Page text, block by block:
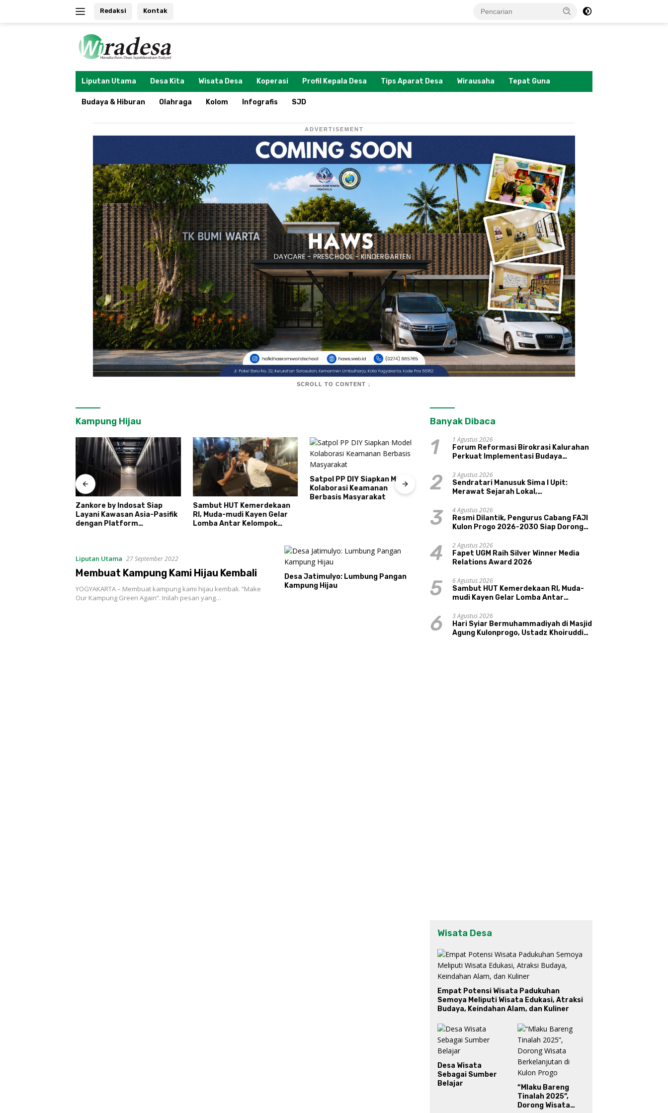
Redaksi Kontak
Liputan Utama Desa Kita Wisata Desa Koperasi Profil Kepala Desa Tips Aparat Desa Wirausaha Tepat Guna
Budaya & Hiburan Olahraga Kolom Infografis SJD
ADVERTISEMENT
SCROLL TO CONTENT ↓
Kampung Hijau
Zankore by Indosat Siap
Layani Kawasan Asia-Pasifik
dengan Platform
Sambut HUT Kemerdekaan
RI, Muda-mudi Kayen Gelar
Lomba Antar Kelompok
Satpol PP DIY Siapkan Model
Kolaborasi Keamanan
Berbasis Masyarakat
Semanis Madu
Condongcatur
Kalurahan Condongcatur
Tingkatkan Kapasitas 30
Liputan Utama 27 September 2022
Membuat Kampung Kami Hijau Kembali
YOGYAKARTA – Membuat kampung kami hijau kembali. “Make
Our Kampung Green Again”. Inilah pesan yang…
Desa Jatimulyo: Lumbung Pangan
Kampung Hijau
Banyak Dibaca
1
1 Agustus 2026
Forum Reformasi Birokrasi Kalurahan
Perkuat Implementasi Budaya
Kepamongan DIY
2
3 Agustus 2026
Sendratari Manusuk Sima I Upit:
Merawat Sejarah Lokal,
Pariwisata, dan Ekologi Klaten
3
4 Agustus 2026
Resmi Dilantik, Pengurus Cabang FAJI
Kulon Progo 2026-2030 Siap Dorong
Sungai Progo
4
2 Agustus 2026
Fapet UGM Raih Silver Winner Media
Relations Award 2026
5
6 Agustus 2026
Sambut HUT Kemerdekaan RI, Muda-
mudi Kayen Gelar Lomba Antar
6
3 Agustus 2026
Hari Syiar Bermuhammadiyah di Masjid
Agung Kulonprogo, Ustadz Khoiruddin
Wisata Desa
Empat Potensi Wisata Padukuhan
Semoya Meliputi Wisata Edukasi, Atraksi
Budaya, Keindahan Alam, dan Kuliner
Desa Wisata
Sebagai Sumber
Belajar
“Mlaku Bareng
Tinalah 2025”,
Dorong Wisata